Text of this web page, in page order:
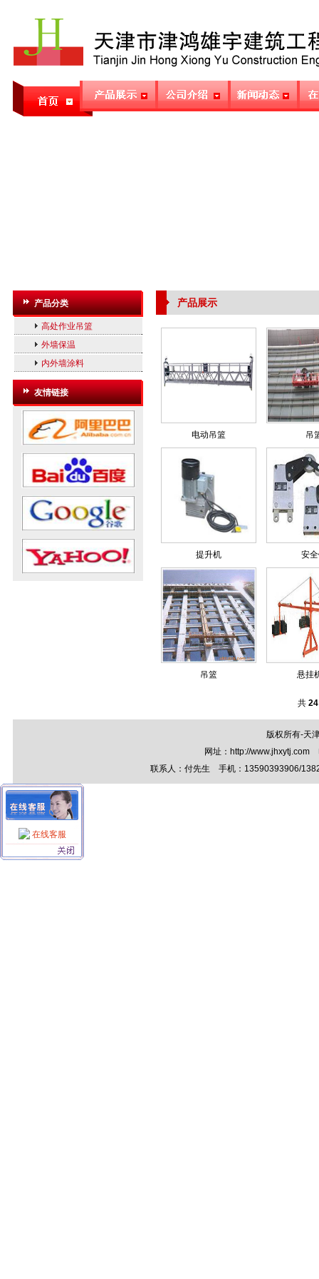
产品分类
高处作业吊篮
外墙保温
内外墙涂料
友情链接
产品展示
电动吊篮 吊
提升机 安
吊篮 悬挂
共 24
版权所有-天
网址：http://
联系人：付先生 手机：13590393906/
在线客服